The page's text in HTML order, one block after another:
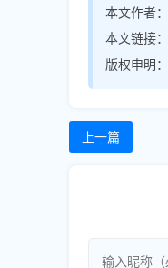
本文作者：
本文链接：
版权申明：
上一篇